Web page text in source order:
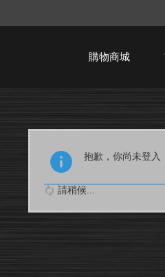
購物商城
抱歉，你尚未登入
請稍候...